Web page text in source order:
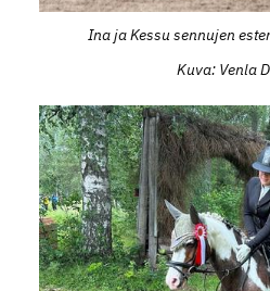
Ina ja Kessu sennujen
Kuva: Venla